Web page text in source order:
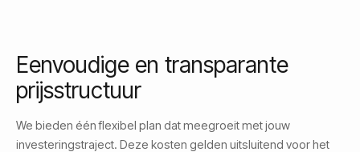
Eenvoudige en transparante
prijsstructuur
We bieden één flexibel plan dat meegroeit met jouw
investeringstraject. Deze kosten gelden uitsluitend voor het